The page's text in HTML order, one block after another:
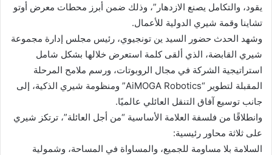
يقود، والتكامل يصنع الازدهار”، وذلك ضمن أبرز محطات معرض أوتو
تشاينا وقمة شيري الدولية للأعمال.
وشهد الحدث حضور السيد ين تونجيوي، رئيس مجلس إدارة مجموعة
شيري القابضة، الذي ألقى كلمة استعرض خلالها بشكل شامل
استراتيجية الشركة في مجال الروبوتات، ورسم ملامح المرحلة
المقبلة لتطوير “AiMOGA Robotics” ومنظومة شيري الذكية، إلى
جانب توسيع آفاق التنقل العائلي عالميًا.
وانطلاقًا من فلسفة العلامة الأساسية “من أجل العائلة”، ترتكز شيري
على ثلاثة محاور رئيسية:
السلامة بلا مساومة للجميع، والمساواة في المساحة، وشمولية